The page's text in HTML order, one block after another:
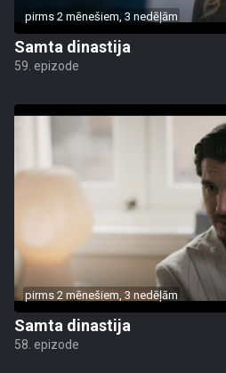
pirms 2 mēnešiem, 3 nedēļām
Samta dinastija
59. epizode
pirms 2 mēnešiem, 3 nedēļām
Samta dinastija
58. epizode